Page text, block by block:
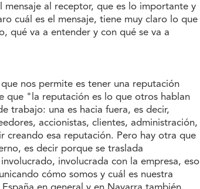
al receptor, que es lo importante y
cuál es el mensaje, tiene muy claro lo que
qué va a entender y con qué se va a
nos permite es tener una reputación
que "la reputación es lo que otros hablan
trabajo: una es hacia fuera, es decir,
accionistas, clientes, administración,
creando esa reputación. Pero hay otra que
es decir porque se traslada
involucrada con la empresa, eso
cómo somos y cuál es nuestra